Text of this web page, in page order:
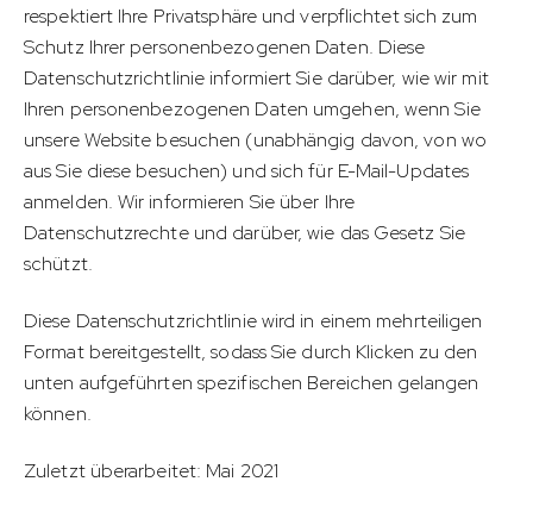
respektiert Ihre Privatsphäre und verpflichtet sich zum
Schutz Ihrer personenbezogenen Daten. Diese
Datenschutzrichtlinie informiert Sie darüber, wie wir mit
Ihren personenbezogenen Daten umgehen, wenn Sie
unsere Website besuchen (unabhängig davon, von wo
aus Sie diese besuchen) und sich für E-Mail-Updates
anmelden. Wir informieren Sie über Ihre
Datenschutzrechte und darüber, wie das Gesetz Sie
schützt.
Diese Datenschutzrichtlinie wird in einem mehrteiligen
Format bereitgestellt, sodass Sie durch Klicken zu den
unten aufgeführten spezifischen Bereichen gelangen
können.
Zuletzt überarbeitet: Mai 2021